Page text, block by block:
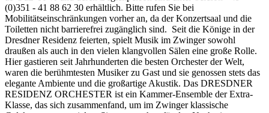
(0)351 - 41 88 62 30 erhältlich. Bitte rufen Sie bei
Mobilitätseinschränkungen vorher an, da der Konzertsaal und die
Toiletten nicht barrierefrei zugänglich sind. Seit die Könige in der
Dresdner Residenz feierten, spielt Musik im Zwinger sowohl
draußen als auch in den vielen klangvollen Sälen eine große Rolle.
Hier gastieren seit Jahrhunderten die besten Orchester der Welt,
waren die berühmtesten Musiker zu Gast und sie genossen stets das
elegante Ambiente und die großartige Akustik. Das DRESDNER
RESIDENZ ORCHESTER ist ein Kammer-Ensemble der Extra-
Klasse, das sich zusammenfand, um im Zwinger klassische